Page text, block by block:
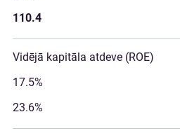
110.4
Vidējā kapitāla atdeve (ROE)
17.5%
23.6%